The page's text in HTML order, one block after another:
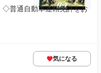
普通自動車運転免許をお
気になる